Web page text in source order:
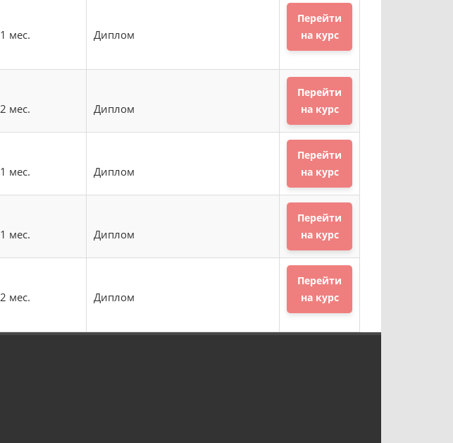
1 мес. Диплом
Перейти
на курс
2 мес. Диплом
Перейти
на курс
1 мес. Диплом
Перейти
на курс
1 мес. Диплом
Перейти
на курс
2 мес. Диплом
Перейти
на курс